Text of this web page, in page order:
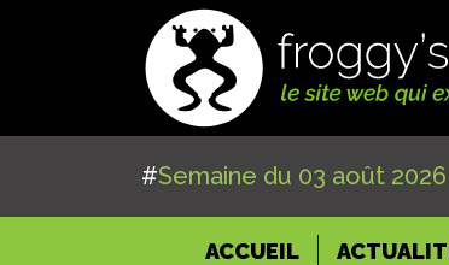
#Semaine du 03 août
ACCUEIL(CURRENT)